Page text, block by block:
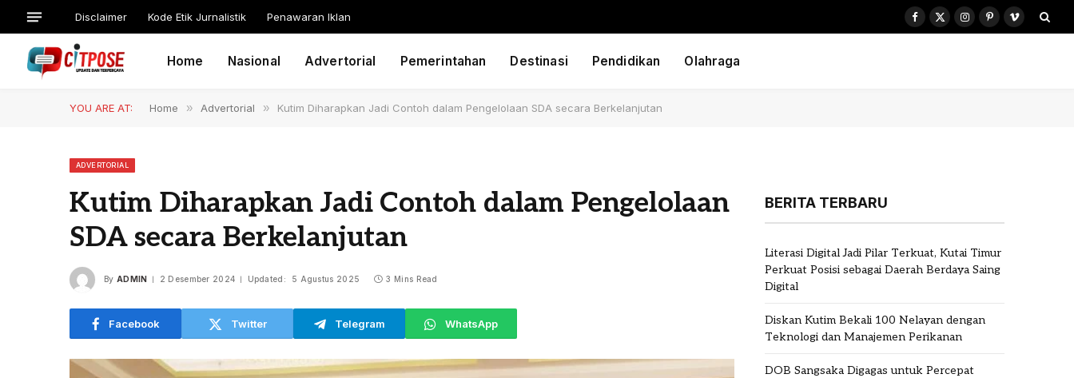
Disclaimer Kode Etik Jurnalistik Penawaran Iklan
Facebook
X
Instagram
PinterestVimeo
Home Nasional Advertorial Pemerintahan Destinasi Pendidikan Olahraga
YOU ARE AT: Home » Advertorial » Kutim Diharapkan Jadi Contoh dalam Pengelolaan SDA secara Berkelanjutan
ADVERTORIAL
Kutim Diharapkan Jadi Contoh dalam Pengelolaan
SDA secara Berkelanjutan
By ADMIN 2 Desember 2024 Updated: 5 Agustus 2025 3 Mins Read
Facebook Twitter Telegram WhatsApp
BERITA TERBARU
Literasi Digital Jadi Pilar Terkuat, Kutai Timur
Perkuat Posisi sebagai Daerah Berdaya Saing
Digital
Diskan Kutim Bekali 100 Nelayan dengan
Teknologi dan Manajemen Perikanan
DOB Sangsaka Digagas untuk Percepat